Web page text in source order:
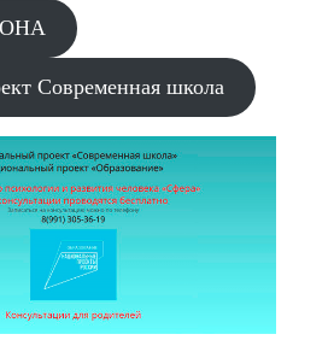
Современная школа